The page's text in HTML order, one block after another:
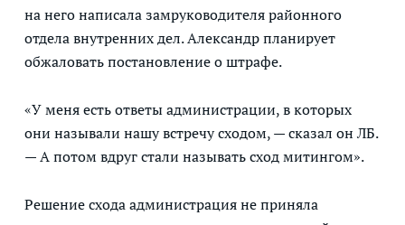
на него написала замруководителя районного
отдела внутренних дел. Александр планирует
обжаловать постановление о штрафе.
«У меня есть ответы администрации, в которых
они называли нашу встречу сходом, — сказал он ЛБ.
— А потом вдруг стали называть сход митингом».
Решение схода администрация не приняла